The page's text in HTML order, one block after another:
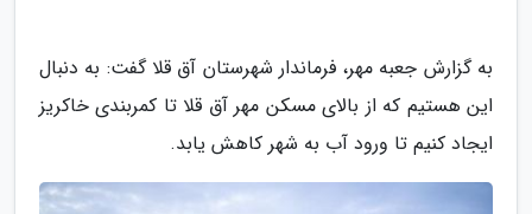
به گزارش جعبه مهر، فرماندار شهرستان آق قلا گفت: به دنبال
این هستیم که از بالای مسکن مهر آق قلا تا کمربندی خاکریز
ایجاد کنیم تا ورود آب به شهر کاهش یابد.